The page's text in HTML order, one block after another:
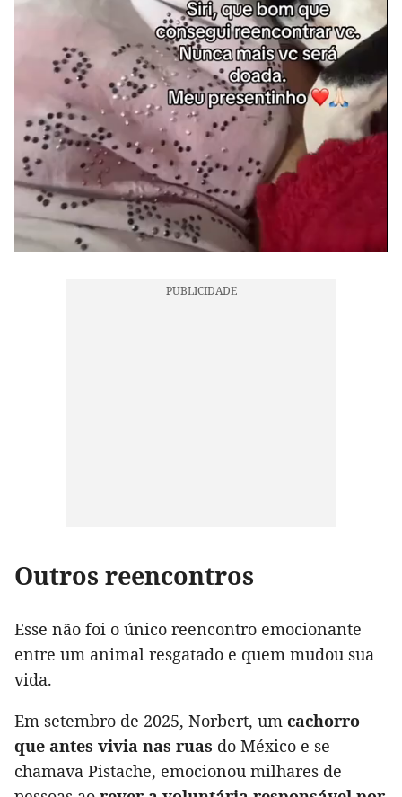
Outros reencontros
Esse não foi o único reencontro emocionante
entre um animal resgatado e quem mudou sua
vida.
Em setembro de 2025, Norbert, um cachorro
que antes vivia nas ruas do México e se
chamava Pistache, emocionou milhares de